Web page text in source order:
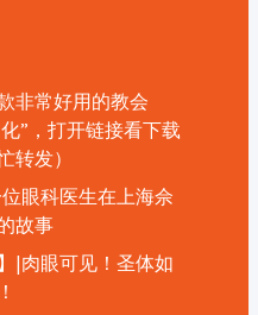
非常好用的教会
”，打开链接看下载
转发）
位眼科医生在上海佘
故事
|肉眼可见！圣体如